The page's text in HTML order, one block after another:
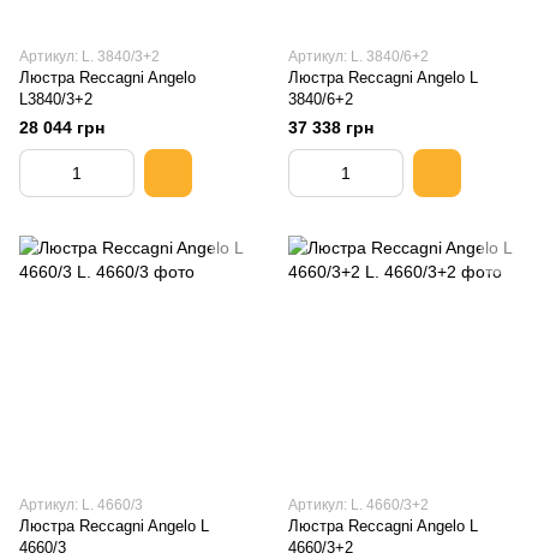
Артикул: L. 3840/3+2
Люстра Reccagni Angelo
L3840/3+2
28 044 грн
Артикул: L. 3840/6+2
Люстра Reccagni Angelo L
3840/6+2
37 338 грн
Артикул: L. 4660/3
Люстра Reccagni Angelo L
4660/3
Артикул: L. 4660/3+2
Люстра Reccagni Angelo L
4660/3+2